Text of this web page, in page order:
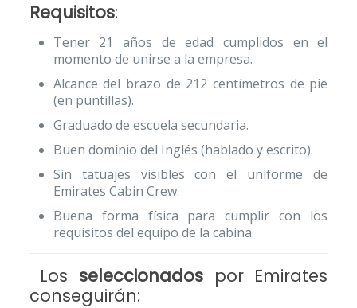
Requisitos:
Tener 21 años de edad cumplidos en el
momento de unirse a la empresa.
Alcance del brazo de 212 centímetros de pie
(en puntillas).
Graduado de escuela secundaria.
Buen dominio del Inglés (hablado y escrito).
Sin tatuajes visibles con el uniforme de
Emirates Cabin Crew.
Buena forma física para cumplir con los
requisitos del equipo de la cabina.
Los seleccionados por Emirates
conseguirán: